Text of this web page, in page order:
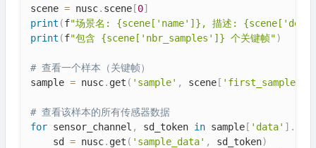
scene = nusc. scene [0]
print (f"场景名: {scene['name']}, 描述:
print (f"包含 {scene['nbr_samples']} 个关键帧")
# 查看一个样本（关键帧）
sample = nusc. get ( 'sample' , scene [
# 查看该样本的所有传感器数据
for sensor_channel , sd_token in sample [ 'data' ] .
    sd
= nusc. get ( 'sample_data' , sd_token)